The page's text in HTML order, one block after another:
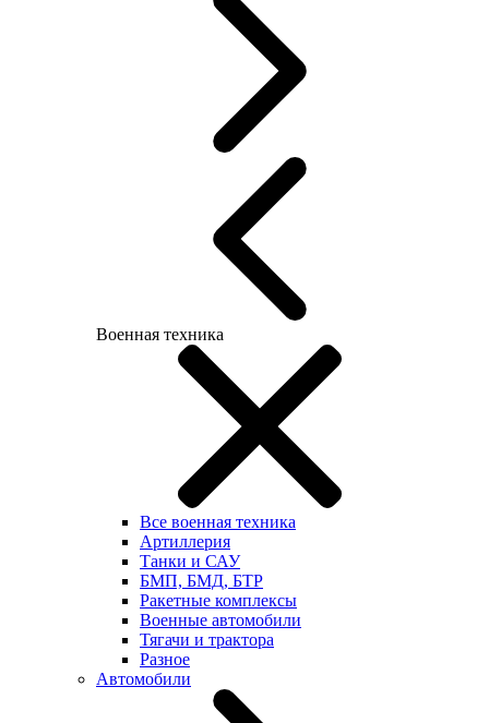
Военная техника
Все военная техника
Артиллерия
Танки и САУ
БМП, БМД, БТР
Ракетные комплексы
Военные автомобили
Тягачи и трактора
Разное
Автомобили